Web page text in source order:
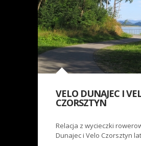
VELO DUNAJEC I
CZORSZTYN
Relacja z wycieczki
Dunajec i Velo Czorsztyn